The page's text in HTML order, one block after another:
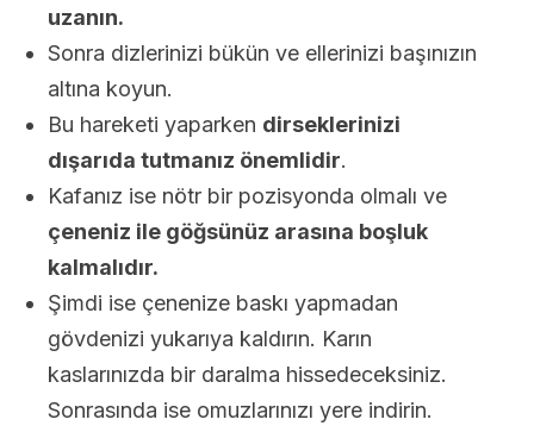
uzanın.
Sonra dizlerinizi bükün ve ellerinizi başınızın
altına koyun.
Bu hareketi yaparken dirseklerinizi
dışarıda tutmanız önemlidir.
Kafanız ise nötr bir pozisyonda olmalı ve
çeneniz ile göğsünüz arasına boşluk
kalmalıdır.
Şimdi ise çenenize baskı yapmadan
gövdenizi yukarıya kaldırın. Karın
kaslarınızda bir daralma hissedeceksiniz.
Sonrasında ise omuzlarınızı yere indirin.